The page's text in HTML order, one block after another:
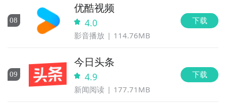
08
优酷视频
4.0
影音播放 114.76MB
下载
09
今日头条
4.9
新闻阅读 177.71MB
下载